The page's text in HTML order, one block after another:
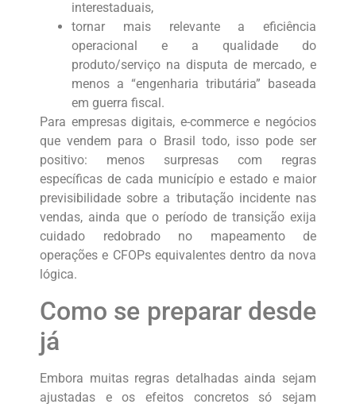
interestaduais,
tornar mais relevante a eficiência
operacional e a qualidade do
produto/serviço na disputa de mercado, e
menos a “engenharia tributária” baseada
em guerra fiscal.
Para empresas digitais, e-commerce e negócios
que vendem para o Brasil todo, isso pode ser
positivo: menos surpresas com regras
específicas de cada município e estado e maior
previsibilidade sobre a tributação incidente nas
vendas, ainda que o período de transição exija
cuidado redobrado no mapeamento de
operações e CFOPs equivalentes dentro da nova
lógica.
Como se preparar desde
já
Embora muitas regras detalhadas ainda sejam
ajustadas e os efeitos concretos só sejam